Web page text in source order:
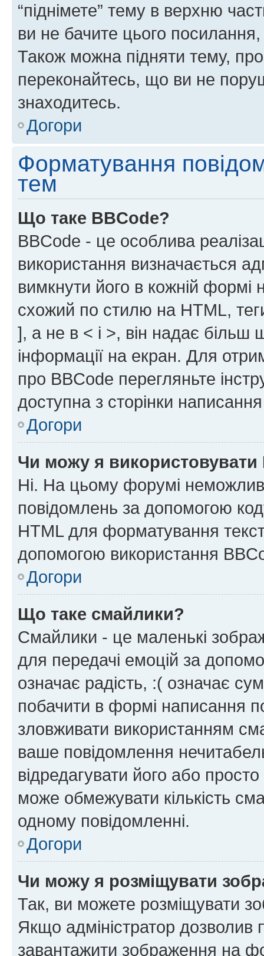
“піднімете” тему в верхню
ви не бачите цього
Також можна підняти тему,
переконайтесь, що ви не
знаходитесь.
Догори
Форматування
тем
Що таке BBCode?
BBCode - це особлива
використання визначається
вимкнути його в кожній
схожий по стилю на HTML,
], а не в < і >, він надає більш
інформації на екран. Для
про BBCode перегляньте
доступна з сторінки
Догори
Чи можу я використовувати
Ні. На цьому форумі
повідомлень за допомогою
HTML для форматування
допомогою використання
Догори
Що таке смайлики?
Смайлики - це маленькі
для передачі емоцій за
означає радість, :( означає
побачити в формі написання
зловживати використанням
ваше повідомлення
відредагувати його або
може обмежувати кількість
одному повідомленні.
Догори
Чи можу я розміщувати
Так, ви можете розміщувати
Якщо адміністратор
завантажити зображення на